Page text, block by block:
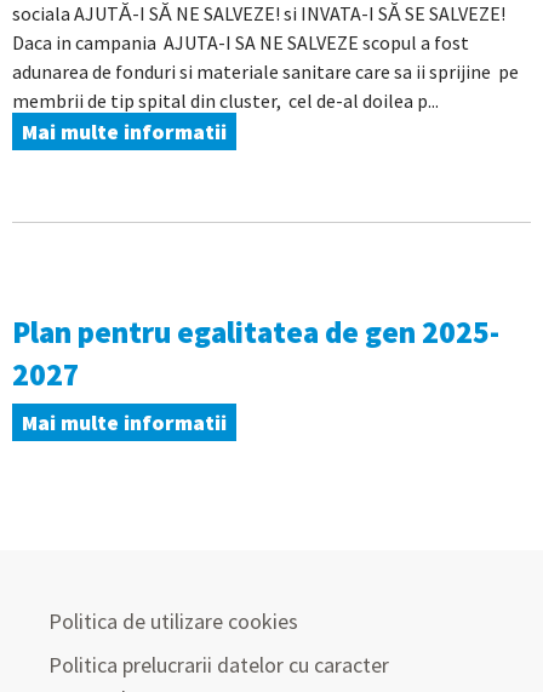
sociala AJUTĂ-I SĂ NE SALVEZE! si INVATA-I SĂ SE SALVEZE!
Daca in campania AJUTA-I SA NE SALVEZE scopul a fost
adunarea de fonduri si materiale sanitare care sa ii sprijine pe
membrii de tip spital din cluster, cel de-al doilea p...
Mai multe informatii
Plan pentru egalitatea de gen 2025-
2027
Mai multe informatii
Politica de utilizare cookies
Politica prelucrarii datelor cu caracter